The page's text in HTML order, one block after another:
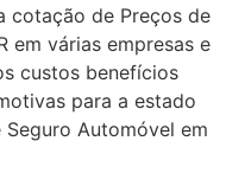
cotação de Preços de
em várias empresas e
custos benefícios
para a estado
Seguro Automóvel em